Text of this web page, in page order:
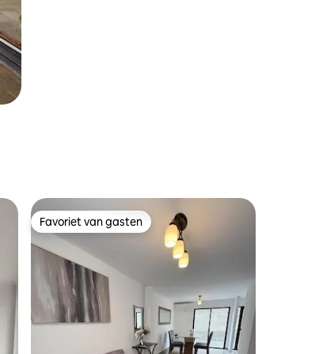
Favoriet van gasten
Favoriet van gasten